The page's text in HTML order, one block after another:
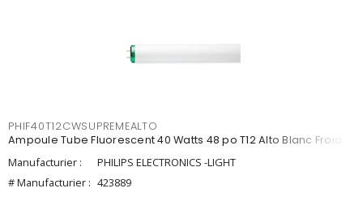
PHIF40T12CWSUPREMEALTO
Ampoule Tube Fluorescent 40 Watts 48 po T12 Alto Blanc Froid
Manufacturier :
PHILIPS ELECTRONICS -LIGHT
# Manufacturier : 423889